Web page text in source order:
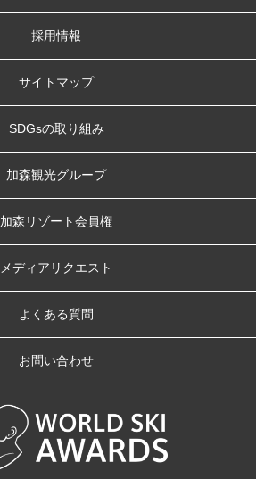
採用情報
サイトマップ
SDGsの取り組み
加森観光グループ
加森リゾート会員権
メディアリクエスト
よくある質問
お問い合わせ